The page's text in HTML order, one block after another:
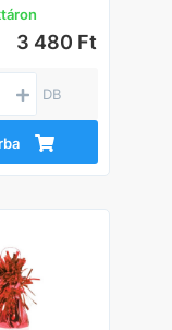
3 480 Ft
DB